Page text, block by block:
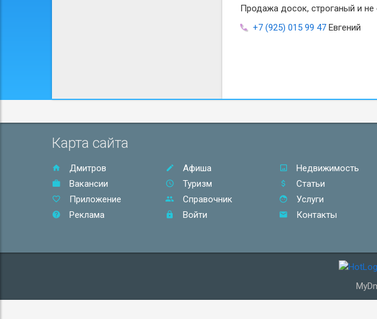
Продажа досок, строганый и не
+7 (925) 015 99 47 Евгений
Карта сайта
Дмитров Афиша
Недвижимость
Вакансии
Туризм
Статьи
Приложение
Справочник
Услуги
Реклама
Войти Контакты